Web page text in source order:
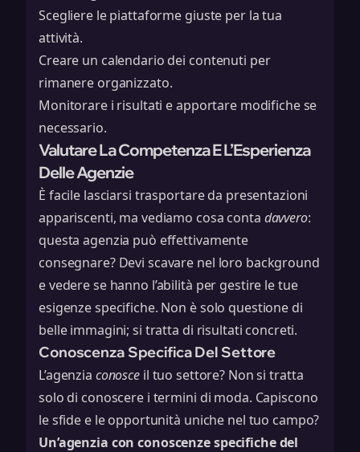
Scegliere le piattaforme giuste per la tua
attività.
Creare un calendario dei contenuti per
rimanere organizzato.
Monitorare i risultati e apportare modifiche se
necessario.
Valutare La Competenza E L’Esperienza
Delle Agenzie
È facile lasciarsi trasportare da presentazioni
appariscenti, ma vediamo cosa conta davvero:
questa agenzia può effettivamente
consegnare? Devi scavare nel loro background
e vedere se hanno l’abilità per gestire le tue
esigenze specifiche. Non è solo questione di
belle immagini; si tratta di risultati concreti.
Conoscenza Specifica Del Settore
L’agenzia conosceil tuo settore? Non si tratta
solo di conoscere i termini di moda. Capiscono
le sfide e le opportunità uniche nel tuo campo?
Un’agenzia con conoscenze specifiche del